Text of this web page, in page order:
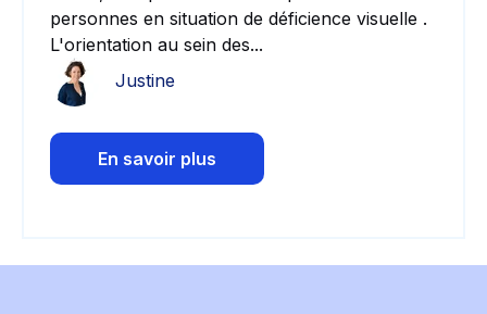
personnes en situation de déficience visuelle .
L'orientation au sein des...
Justine
En savoir plus